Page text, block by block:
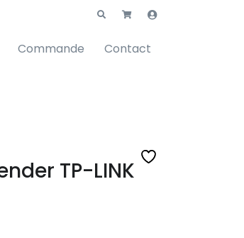
Commande Contact
TP-LINK